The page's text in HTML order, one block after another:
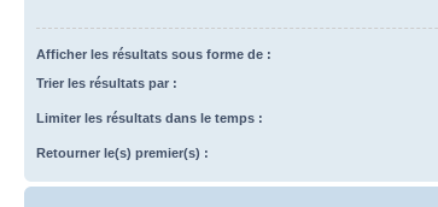
Afficher les résultats sous forme de :
Trier les résultats par :
Limiter les résultats dans le temps :
Retourner le(s) premier(s) :